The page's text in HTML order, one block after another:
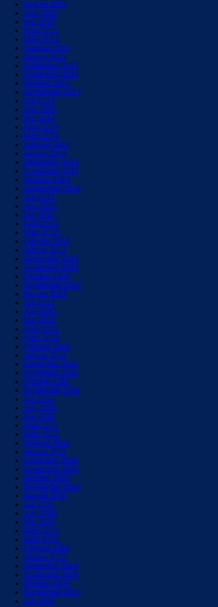
August 2015
Juni 2015
Mai 2015
April 2015
März 2015
Februar 2015
Januar 2015
Dezember 2014
November 2014
Oktober 2014
September 2014
Juli 2014
Juni 2014
Mai 2014
April 2014
März 2014
Februar 2014
Januar 2014
Dezember 2013
November 2013
Oktober 2013
September 2013
Juli 2013
Juni 2013
Mai 2013
April 2013
März 2013
Februar 2013
Januar 2013
Dezember 2012
November 2012
Oktober 2012
September 2012
August 2012
Juli 2012
Juni 2012
Mai 2012
April 2012
März 2012
Februar 2012
Januar 2012
Dezember 2011
November 2011
Oktober 2011
September 2011
Juli 2011
Juni 2011
Mai 2011
April 2011
März 2011
Februar 2011
Januar 2011
Dezember 2010
November 2010
Oktober 2010
September 2010
August 2010
Juli 2010
Juni 2010
Mai 2010
April 2010
März 2010
Februar 2010
Januar 2010
Dezember 2009
November 2009
Oktober 2009
September 2009
Juli 2009